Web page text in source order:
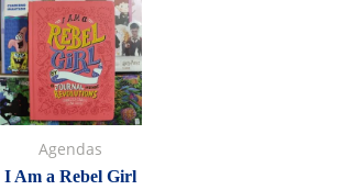
Agendas
I Am a Rebel Girl